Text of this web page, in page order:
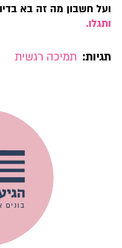
ועל חשבון מה זה בא
ותגלו.
תגיות: תמיכה רגשית